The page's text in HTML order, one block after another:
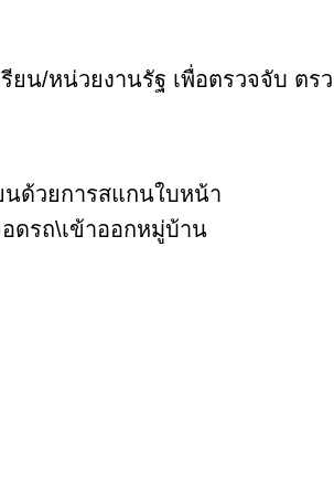
ยน/หน่วยงานรัฐ เพื่อตรวจจับ ต
นด้วยการสแกนใบหน้า
ดรถ\เข้าออกหมู่บ้าน